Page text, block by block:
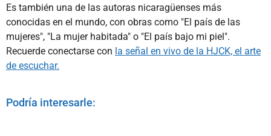
Es también una de las autoras nicaragüenses más
conocidas en el mundo, con obras como "El país de las
mujeres", "La mujer habitada" o "El país bajo mi piel".
Recuerde conectarse con la señal en vivo de la HJCK, el arte
de escuchar.
Podría interesarle: